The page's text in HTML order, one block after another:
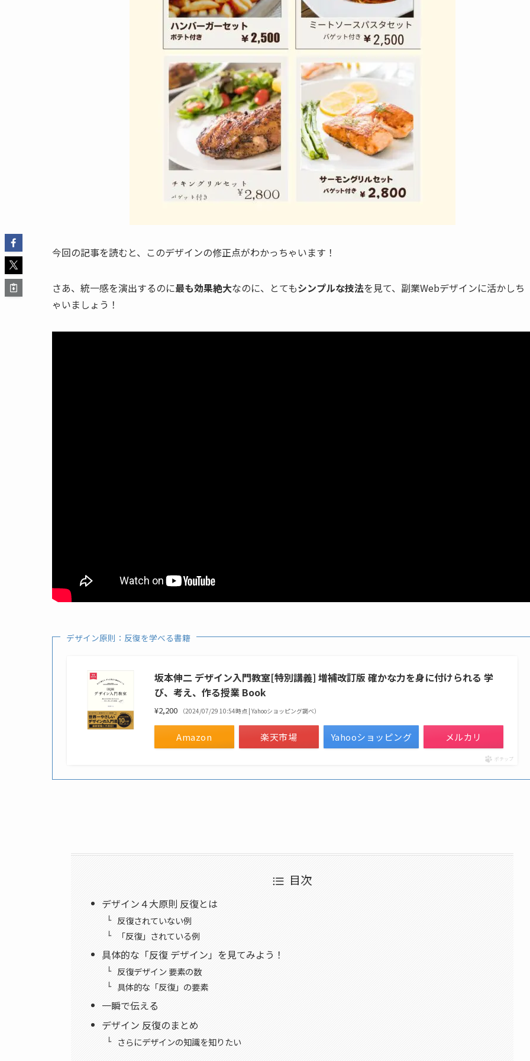
今回の記事を読むと、このデザインの修正点がわかっちゃいます！
さあ、統一感を演出するのに最も効果絶大なのに、とてもシンプルな技法を見て、副業Webデザインに活かしち
ゃいましょう！
デザイン原則：反復を学べる書籍
坂本伸二 デザイン入門教室[特別講義] 増補改訂版 確かな力を身に付けられる 学
び、考え、作る授業 Book
¥2,200 （2024/07/29 10:54時点 | Yahooショッピング調べ）
Amazon 楽天市場 Yahooショッピング メルカリ
ポチップ
目次
デザイン４大原則 反復とは
反復されていない例
「反復」されている例
具体的な「反復 デザイン」を見てみよう！
反復デザイン 要素の数
具体的な「反復」の要素
一瞬で伝える
デザイン 反復のまとめ
さらにデザインの知識を知りたい